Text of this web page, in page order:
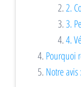
2.
3.
4.
Pourquoi
Notre